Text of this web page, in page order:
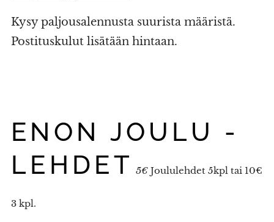
Kysy paljousalennusta suurista määristä.
Postituskulut lisätään hintaan.
ENON JOULU -
LEHDET 5€ Joululehdet 5kpl tai 10€
3 kpl.